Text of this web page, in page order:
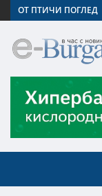
ОТ ПТИЧИ ПОГЛЕД